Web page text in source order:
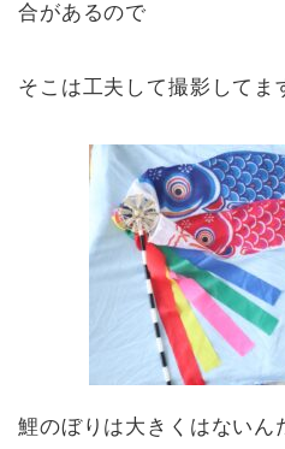
合があるので
そこは工夫して撮影してま
鯉のぼりは大きくはないん